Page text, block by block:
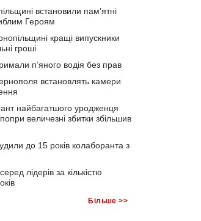
встановили пам’ятні
Героям
кращі випускники
гроші
п’яного водія без прав
встановлять камери
найбагатшого уродженця
величезні збитки збільшив
до 15 років колаборанта з
лідерів за кількістю
Більше >>